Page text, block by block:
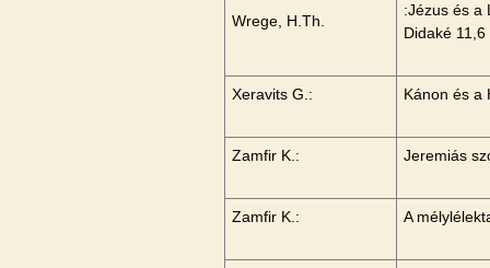
Wrege, H.Th.
:Jézus és a
Didaké
Xeravits G.: Kánon és a
Zamfir K.: Jeremiás
Zamfir K.: A